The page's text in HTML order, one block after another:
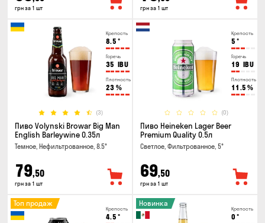
грн за 1 шт грн за 1 шт
Крепость
8.5 °
Горечь
35 IBU
Плотность
23 %
(3)
Пиво Volynski Browar Big Man
English Barleywine 0.35л
Темное, Нефильтрованное, 8.5°
79,50
грн за 1 шт
Крепость
5 °
Горечь
19 IBU
Плотность
11.5 %
(0)
Пиво Heineken Lager Beer
Premium Quality 0.5л
Светлое, Фильтрованное, 5°
69,50
грн за 1 шт
Крепость
4.5 °
Топ продаж
Крепость
0 °
Новинка